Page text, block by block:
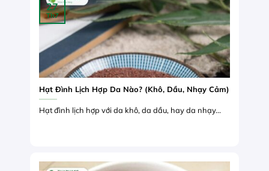
Hạt Đình Lịch Hợp Da Nào? (Khô, Dầu, Nhạy Cảm)
Hạt đình lịch hợp với da khô, da dầu, hay da nhạy...
27
Th7